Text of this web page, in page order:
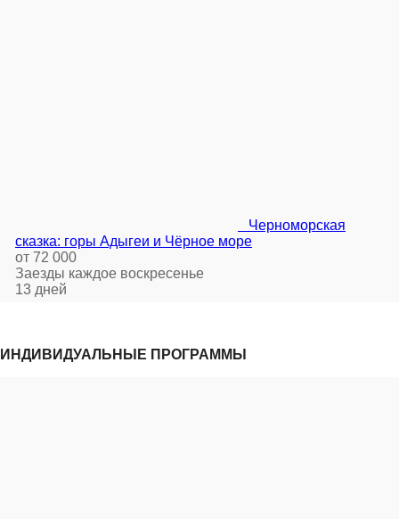
Черноморская
сказка: горы Адыгеи и Чёрное море
от 72 000
Заезды каждое воскресенье
13 дней
ИНДИВИДУАЛЬНЫЕ ПРОГРАММЫ